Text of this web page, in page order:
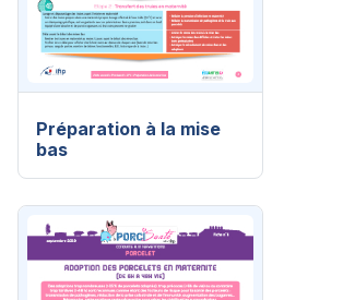
Préparation à la mise
bas